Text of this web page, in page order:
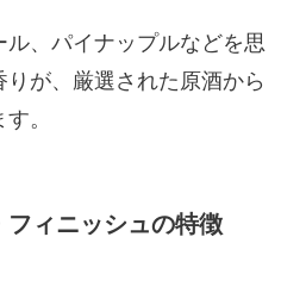
、パイナップルなどを思
が、厳選された原酒から
。
ィニッシュの特徴